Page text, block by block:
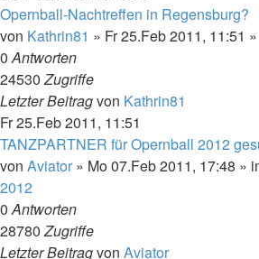
Opernball-Nachtreffen in Regensburg?
von Kathrin81 » Fr 25.Feb 2011, 11:51
0Antworten
24530Zugriffe
Letzter Beitragvon Kathrin81
Fr 25.Feb 2011, 11:51
TANZPARTNER für Opernball 2012
von Aviator » Mo 07.Feb 2011, 17:48 »
2012
0Antworten
28780Zugriffe
Letzter Beitragvon Aviator